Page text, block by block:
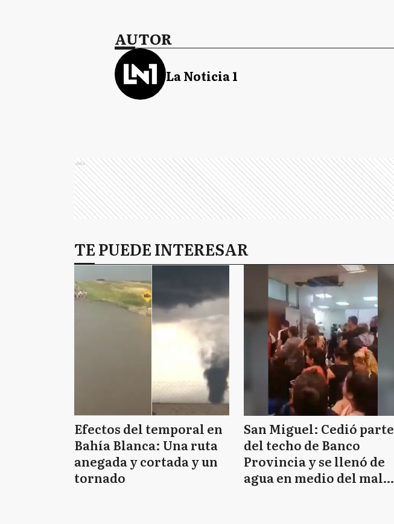
AUTOR
La Noticia 1
Ads
TE PUEDE INTERESAR
Efectos del temporal en
Bahía Blanca: Una ruta
anegada y cortada y un
tornado
San Miguel: Cedió parte
del techo de Banco
Provincia y se llenó de
agua en medio del mal